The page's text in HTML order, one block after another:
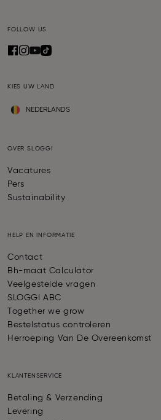
FOLLOW US
KIES UW LAND
NEDERLANDS
OVER SLOGGI
Vacatures
Pers
Sustainability
HELP EN INFORMATIE
Contact
Bh-maat Calculator
Veelgestelde vragen
SLOGGI ABC
Together we grow
Bestelstatus controleren
Herroeping Van De Overeenkomst
KLANTENSERVICE
Betaling & Verzending
Levering